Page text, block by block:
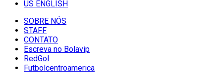
US ENGLISH
SOBRE NÓS
STAFF
CONTATO
Escreva no Bolavip
RedGol
Futbolcentroamerica